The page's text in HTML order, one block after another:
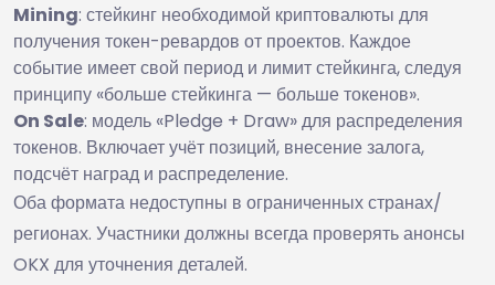
Mining: стейкинг необходимой криптовалюты для
получения токен-ревардов от проектов. Каждое
событие имеет свой период и лимит стейкинга, следуя
принципу «больше стейкинга — больше токенов».
On Sale: модель «Pledge + Draw» для распределения
токенов. Включает учёт позиций, внесение залога,
подсчёт наград и распределение.
Оба формата недоступны в ограниченных странах/
регионах. Участники должны всегда проверять анонсы
OKX для уточнения деталей.